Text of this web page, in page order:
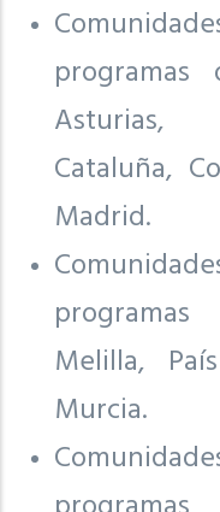
programas
Asturias,
Cataluña,
Madrid.
Melilla,
Murcia.